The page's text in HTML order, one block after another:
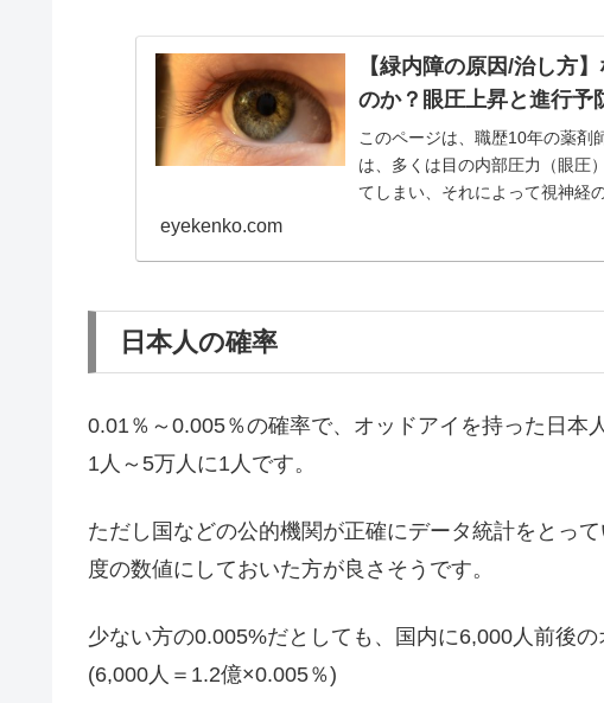
【緑内障の原因/治し方
のか？眼圧上昇と進行予
このページは、職歴10年の薬剤
は、多くは目の内部圧力（眼圧
てしまい、それによって視神経
eyekenko.com
日本人の確率
0.01％～0.005％の確率で、オッドアイを持った日本
1人～5万人に1人です。
ただし国などの公的機関が正確にデータ統計をとっ
度の数値にしておいた方が良さそうです。
少ない方の0.005%だとしても、国内に6,000人前後
(6,000人＝1.2億×0.005％)